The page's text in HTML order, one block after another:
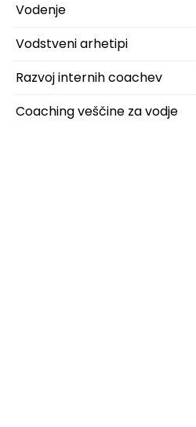
Vodenje
Vodstveni arhetipi
Razvoj internih coachev
Coaching veščine za vodje